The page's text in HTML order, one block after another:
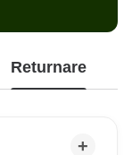
Returnare